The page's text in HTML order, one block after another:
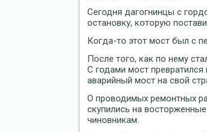
Сегодня дагогнинцы с
остановку, которую
Когда-то этот мост был с
После того, как по нему
С годами мост
аварийный мост на свой
О проводимых ремонтных
скупились на
чиновникам.